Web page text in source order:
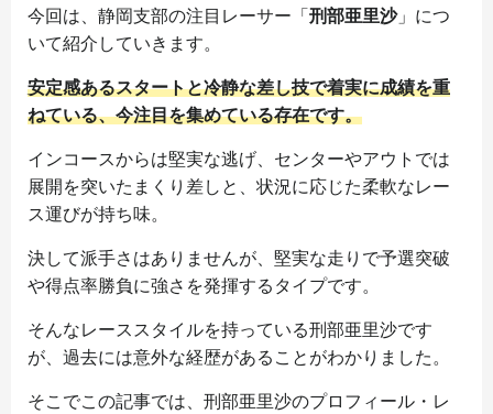
今回は、静岡支部の注目レーサー「 刑部亜里沙」につ
いて紹介していきます。
安定感あるスタートと冷静な差し技で着実に成績を重
ねている、今注目を集めている存在です。
インコースからは堅実な逃げ、センターやアウトでは
展開を突いたまくり差しと、状況に応じた柔軟なレー
ス運びが持ち味。
決して派手さはありませんが、堅実な走りで予選突破
や得点率勝負に強さを発揮するタイプです。
そんなレーススタイルを持っている刑部亜里沙です
が、過去には意外な経歴があることがわかりました。
そこでこの記事では、刑部亜里沙のプロフィール・レ